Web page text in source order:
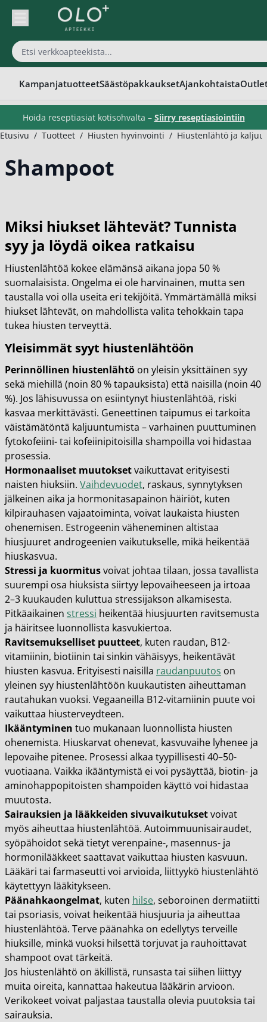
Skip to Content
KampanjatuotteetSäästöpakkauksetAjankohtaista
Hoida reseptiasiat kotisohvalta – Siirry reseptiasiointiin
Etusivu / Tuotteet / Hiusten hyvinvointi / Hiustenlähtö ja
Shampoot
Miksi hiukset lähtevät? Tunnista
syy ja löydä oikea ratkaisu
Hiustenlähtöä kokee elämänsä aikana jopa 50 %
suomalaisista. Ongelma ei ole harvinainen, mutta sen
taustalla voi olla useita eri tekijöitä. Ymmärtämällä miksi
hiukset lähtevät, on mahdollista valita tehokkain tapa
tukea hiusten terveyttä.
Yleisimmät syyt hiustenlähtöön
Perinnöllinen hiustenlähtö on yleisin yksittäinen syy
sekä miehillä (noin 80 % tapauksista) että naisilla (noin 40
%). Jos lähisuvussa on esiintynyt hiustenlähtöä, riski
kasvaa merkittävästi. Geneettinen taipumus ei tarkoita
väistämätöntä kaljuuntumista – varhainen puuttuminen
fytokofeiini- tai kofeiinipitoisilla shampoilla voi hidastaa
prosessia.
Hormonaaliset muutoksetvaikuttavat erityisesti
naisten hiuksiin. Vaihdevuodet, raskaus, synnytyksen
jälkeinen aika ja hormonitasapainon häiriöt, kuten
kilpirauhasen vajaatoiminta, voivat laukaista hiusten
ohenemisen. Estrogeenin väheneminen altistaa
hiusjuuret androgeenien vaikutukselle, mikä heikentää
hiuskasvua.
Stressi ja kuormitusvoivat johtaa tilaan, jossa tavallista
suurempi osa hiuksista siirtyy lepovaiheeseen ja irtoaa
2–3 kuukauden kuluttua stressijakson alkamisesta.
Pitkäaikainen stressi heikentää hiusjuurten ravitsemusta
ja häiritsee luonnollista kasvukiertoa.
Ravitsemukselliset puutteet, kuten raudan, B12-
vitamiinin, biotiinin tai sinkin vähäisyys, heikentävät
hiusten kasvua. Erityisesti naisilla raudanpuutos on
yleinen syy hiustenlähtöön kuukautisten aiheuttaman
rautahukan vuoksi. Vegaaneilla B12-vitamiinin puute voi
vaikuttaa hiusterveydteen.
Ikääntyminen tuo mukanaan luonnollista hiusten
ohenemista. Hiuskarvat ohenevat, kasvuvaihe lyhenee ja
lepovaihe pitenee. Prosessi alkaa tyypillisesti 40–50-
vuotiaana. Vaikka ikääntymistä ei voi pysäyttää, biotin- ja
aminohappopitoisten shampoiden käyttö voi hidastaa
muutosta.
Sairauksien ja lääkkeiden sivuvaikutuksetvoivat
myös aiheuttaa hiustenlähtöä. Autoimmuunisairaudet,
syöpähoidot sekä tietyt verenpaine-, masennus- ja
hormonilääkkeet saattavat vaikuttaa hiusten kasvuun.
Lääkäri tai farmaseutti voi arvioida, liittyykö hiustenlähtö
käytettyyn lääkitykseen.
Päänahkaongelmat, kuten hilse, seboroinen dermatiitti
tai psoriasis, voivat heikentää hiusjuuria ja aiheuttaa
hiustenlähtöä. Terve päänahka on edellytys terveille
hiuksille, minkä vuoksi hilsettä torjuvat ja rauhoittavat
shampoot ovat tärkeitä.
Jos hiustenlähtö on äkillistä, runsasta tai siihen liittyy
muita oireita, kannattaa hakeutua lääkärin arvioon.
Verikokeet voivat paljastaa taustalla olevia puutoksia tai
sairauksia.